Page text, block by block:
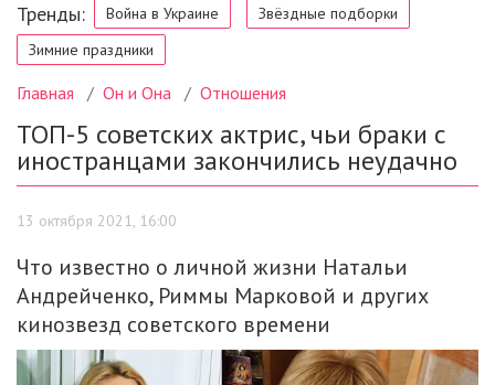
Тренды: Война в Украине
Звёздные подборки
Зимние праздники
Главная Он и Она Отношения
ТОП-5 советских актрис, чьи браки с
иностранцами закончились неудачно
13 октября 2021, 16:00
Что известно о личной жизни Натальи
Андрейченко, Риммы Марковой и других
кинозвезд советского времени